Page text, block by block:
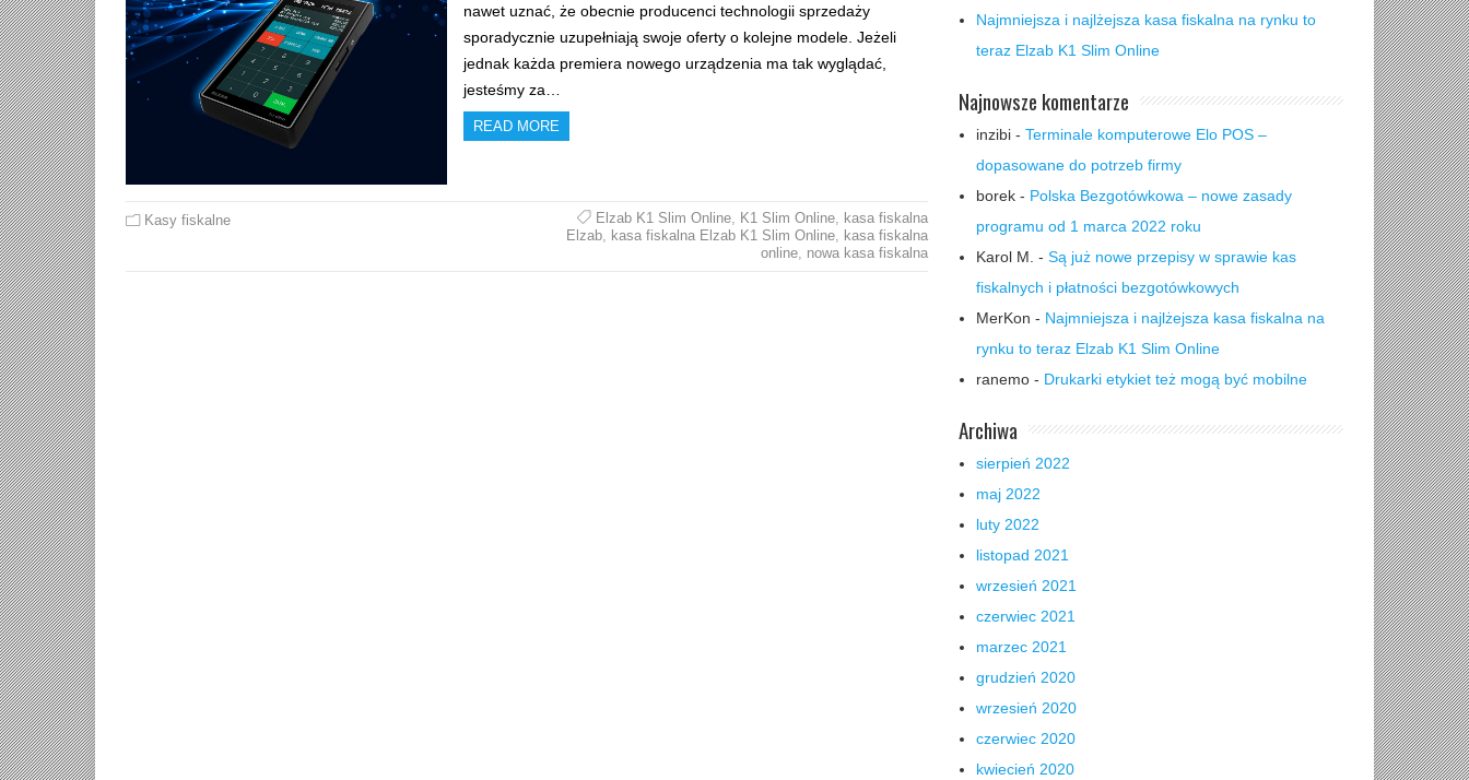
nawet uznać, że obecnie producenci technologii sprzedaży
sporadycznie uzupełniają swoje oferty o kolejne modele. Jeżeli
jednak każda premiera nowego urządzenia ma tak wyglądać,
jesteśmy za…
READ MORE
Kasy fiskalne Elzab K1 Slim Online, K1 Slim Online,
kasa fiskalna
Elzab, kasa fiskalna Elzab K1 Slim Online,
kasa fiskalna
online, nowa kasa fiskalna
Najmniejsza i najlżejsza kasa fiskalna na rynku to
teraz Elzab K1 Slim Online
Najnowsze komentarze
inzibi - Terminale komputerowe Elo POS –
dopasowane do potrzeb firmy
borek - Polska Bezgotówkowa – nowe zasady
programu od 1 marca 2022 roku
Karol M. - Są już nowe przepisy w sprawie kas
fiskalnych i płatności bezgotówkowych
MerKon - Najmniejsza i najlżejsza kasa fiskalna na
rynku to teraz Elzab K1 Slim Online
ranemo - Drukarki etykiet też mogą być mobilne
Archiwa
sierpień 2022
maj 2022
luty 2022
listopad 2021
wrzesień 2021
czerwiec 2021
marzec 2021
grudzień 2020
wrzesień 2020
czerwiec 2020
kwiecień 2020